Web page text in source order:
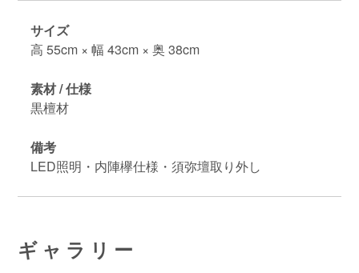
サイズ
高 55cm × 幅 43cm × 奥 38cm
素材 / 仕様
黒檀材
備考
LED照明・内陣欅仕様・須弥壇取り外し
ギャラリー